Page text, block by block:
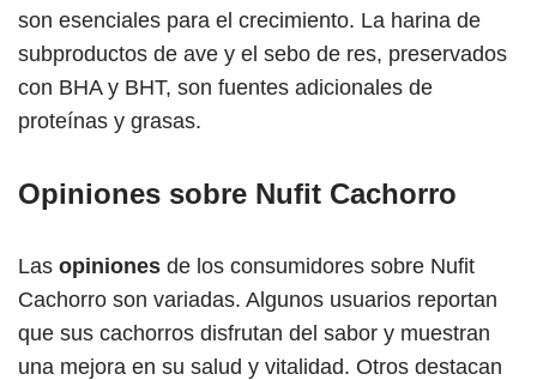
son esenciales para el crecimiento. La harina de
subproductos de ave y el sebo de res, preservados
con BHA y BHT, son fuentes adicionales de
proteínas y grasas.
Opiniones sobre Nufit Cachorro
Las opiniones de los consumidores sobre Nufit
Cachorro son variadas. Algunos usuarios reportan
que sus cachorros disfrutan del sabor y muestran
una mejora en su salud y vitalidad. Otros destacan